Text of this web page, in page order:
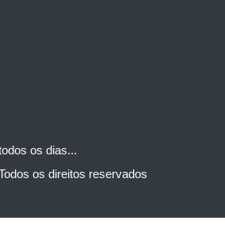
os dias...
os direitos reservados